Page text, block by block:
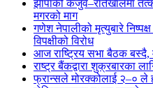
झापाको कजुवे–रातेखालमा
मगरको माग
गणेश नेपालीको मृत्युबारे
विपक्षीको विरोध
आज राष्ट्रिय सभा बैठक बस्दै,
राष्ट्र बैंकद्वारा शुक्रबारका
फ्रान्सले मोरक्कोलाई २–० ले